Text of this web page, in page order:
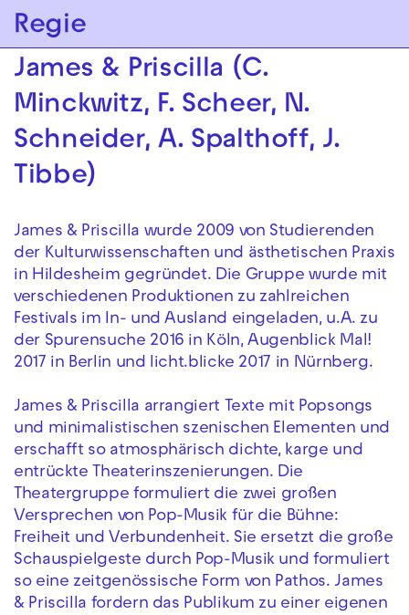
Zur Hauptnavigation springen
Zum Hauptinhalt springen Zum Footer springen
Regie
James & Priscilla (C.
Minckwitz, F. Scheer, N.
Schneider, A. Spalthoff, J.
Tibbe)
James & Priscilla wurde 2009 von Studierenden
der Kulturwissenschaften und ästhetischen Praxis
in Hildesheim gegründet. Die Gruppe wurde mit
verschiedenen Produktionen zu zahlreichen
Festivals im In- und Ausland eingeladen, u.A. zu
der Spurensuche 2016 in Köln, Augenblick Mal!
2017 in Berlin und licht.blicke 2017 in Nürnberg.
James & Priscilla arrangiert Texte mit Popsongs
und minimalistischen szenischen Elementen und
erschafft so atmosphärisch dichte, karge und
entrückte Theaterinszenierungen. Die
Theatergruppe formuliert die zwei großen
Versprechen von Pop-Musik für die Bühne:
Freiheit und Verbundenheit. Sie ersetzt die große
Schauspielgeste durch Pop-Musik und formuliert
so eine zeitgenössische Form von Pathos. James
& Priscilla fordern das Publikum zu einer eigenen